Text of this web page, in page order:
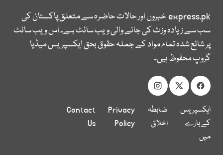
express.pkخبروں اور حالات حاضرہ سے متعلق پاکستان کی
سب سے زیادہ وزٹ کی جانے والی ویب سائٹ ہے۔ اس ویب سائٹ
پر شائع شدہ تمام مواد کے جملہ حقوق بحق ایکسپریس میڈیا
گروپ محفوظ ہیں۔
ایکسپریس
کے بارے
میں
ضابطہ
اخلاق
Privacy
Policy
Contact
Us